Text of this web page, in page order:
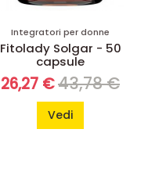
Integratori per donne
Fitolady Solgar - 50
capsule
26,27 €43,78 €
Vedi